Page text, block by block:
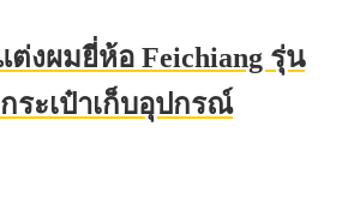
ต่งผมยี่ห้อ Feichiang รุ่น
ระเป๋าเก็บอุปกรณ์